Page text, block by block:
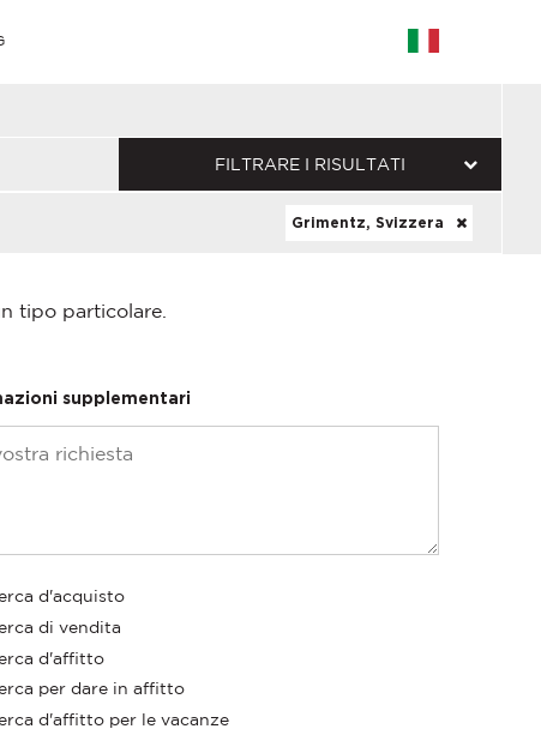
FILTRARE I RISULTATI
Grimentz, Svizzera
tipo particolare.
supplementari
d'acquisto
di vendita
d'affitto
per dare in affitto
d'affitto per le vacanze